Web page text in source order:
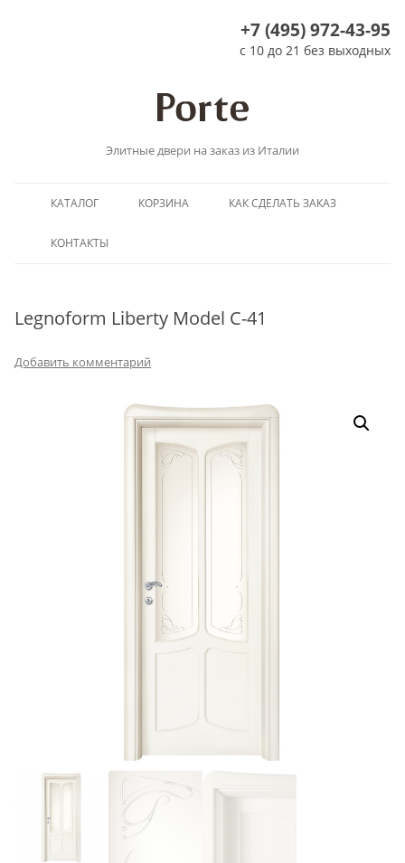
+7 (495) 972-43-95
с 10 до 21 без выходных
Элитные двери на заказ из Италии
КАТАЛОГ КОРЗИНА КАК СДЕЛАТЬ ЗАКАЗ
КОНТАКТЫ
Legnoform Liberty Model C-41
Добавить комментарий